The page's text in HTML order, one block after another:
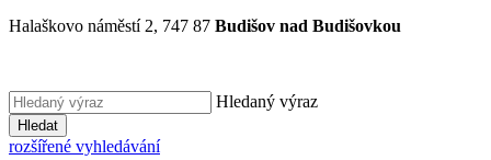
Halaškovo náměstí 2, 747 87 Budišov nad Budišovkou
Hledaný výraz
Hledat
rozšířené vyhledávání